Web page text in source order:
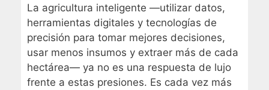
La agricultura inteligente —utilizar datos,
herramientas digitales y tecnologías de
precisión para tomar mejores decisiones,
usar menos insumos y extraer más de cada
hectárea— ya no es una respuesta de lujo
frente a estas presiones. Es cada vez más